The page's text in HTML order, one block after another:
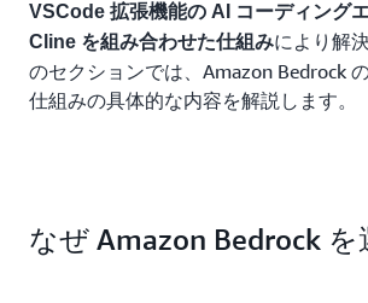
VSCode 拡張機能の AI コーディング
Cline を組み合わせた仕組みにより解
のセクションでは、Amazon Bedrock
仕組みの具体的な内容を解説します。
なぜ Amazon Bedrock